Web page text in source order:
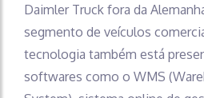
Daimler Truck fora da
segmento de veículos
tecnologia também está
softwares como o WMS